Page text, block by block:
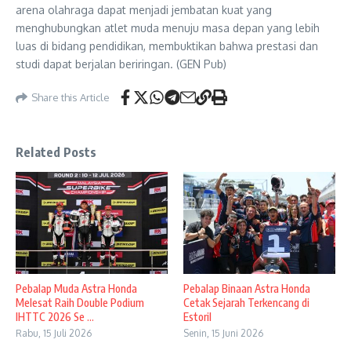
arena olahraga dapat menjadi jembatan kuat yang
menghubungkan atlet muda menuju masa depan yang lebih
luas di bidang pendidikan, membuktikan bahwa prestasi dan
studi dapat berjalan beriringan. (GEN Pub)
Share this Article
Related Posts
Pebalap Muda Astra Honda
Melesat Raih Double Podium
IHTTC 2026 Se ...
Rabu, 15 Juli 2026
Pebalap Binaan Astra Honda
Cetak Sejarah Terkencang di
Estoril
Senin, 15 Juni 2026